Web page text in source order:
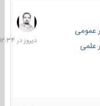
دیروز
در
12:34